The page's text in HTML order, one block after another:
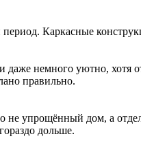
Каркасные
даже немного уютно, хотя
правильно.
не упрощённый дом, а
дольше.